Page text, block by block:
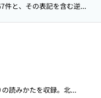
件と、その表記を含む逆...
読みかたを収録。北...